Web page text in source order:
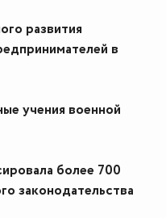
развития
в
учения военной
более 700
законодательства